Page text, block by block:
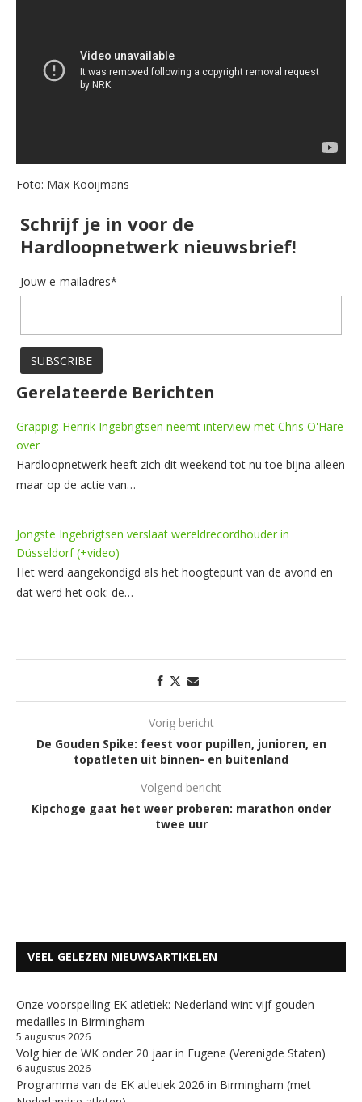
Foto: Max Kooijmans
Schrijf je in voor de
Hardloopnetwerk nieuwsbrief!
Jouw e-mailadres*
Gerelateerde Berichten
Grappig: Henrik Ingebrigtsen neemt interview met Chris O'Hare
over
Hardloopnetwerk heeft zich dit weekend tot nu toe bijna alleen
maar op de actie van…
Jongste Ingebrigtsen verslaat wereldrecordhouder in
Düsseldorf (+video)
Het werd aangekondigd als het hoogtepunt van de avond en
dat werd het ook: de…
Vorig bericht
De Gouden Spike: feest voor pupillen, junioren, en
topatleten uit binnen- en buitenland
Volgend bericht
Kipchoge gaat het weer proberen: marathon onder
twee uur
VEEL GELEZEN NIEUWSARTIKELEN
Onze voorspelling EK atletiek: Nederland wint vijf gouden
medailles in Birmingham
5 augustus 2026
Volg hier de WK onder 20 jaar in Eugene (Verenigde Staten)
6 augustus 2026
Programma van de EK atletiek 2026 in Birmingham (met